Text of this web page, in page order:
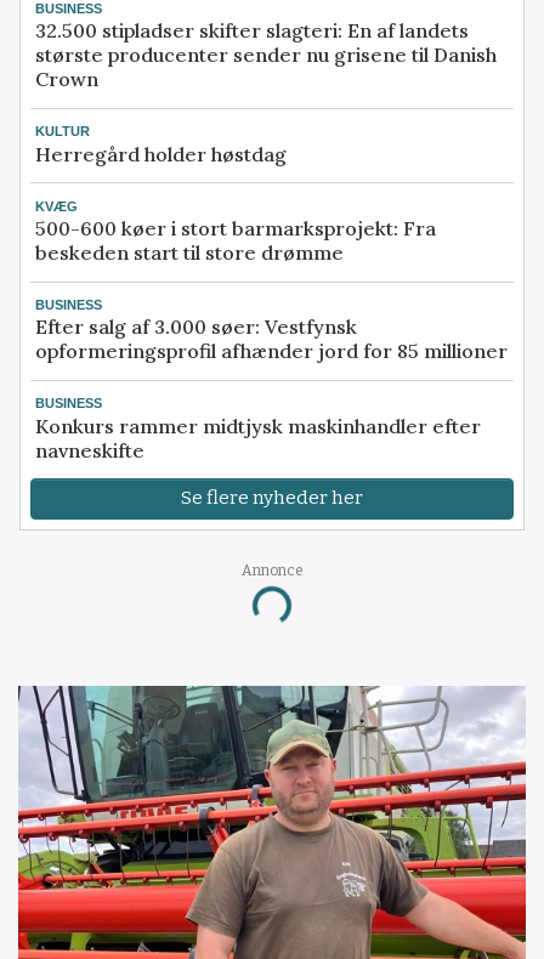
BUSINESS
32.500 stipladser skifter slagteri: En af landets
største producenter sender nu grisene til Danish
Crown
KULTUR
Herregård holder høstdag
KVÆG
500-600 køer i stort barmarksprojekt: Fra
beskeden start til store drømme
BUSINESS
Efter salg af 3.000 søer: Vestfynsk
opformeringsprofil afhænder jord for 85 millioner
BUSINESS
Konkurs rammer midtjysk maskinhandler efter
navneskifte
Se flere nyheder her
Annonce
Loading...